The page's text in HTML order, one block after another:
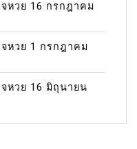
หวย 16 กรกฎาคม
หวย 1 กรกฎาคม
หวย 16 มิถุนายน